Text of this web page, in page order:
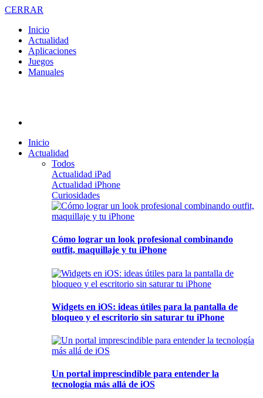
CERRAR
Inicio
Actualidad
Aplicaciones
Juegos
Manuales
Inicio
Actualidad
Todos
Actualidad iPad
Actualidad iPhone
Curiosidades
Cómo lograr un look profesional combinando
outfit, maquillaje y tu iPhone
Widgets en iOS: ideas útiles para la pantalla de
bloqueo y el escritorio sin saturar tu iPhone
Un portal imprescindible para entender la
tecnología más allá de iOS